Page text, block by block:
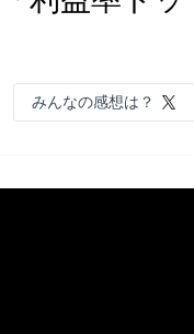
みんなの感想は？